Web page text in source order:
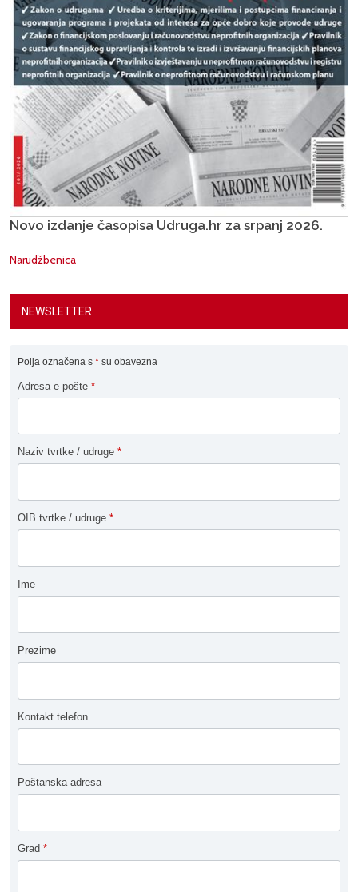
Novo izdanje časopisa Udruga.hr za srpanj 2026.
Narudžbenica
NEWSLETTER
Polja označena s * su obavezna
Adresa e-pošte *
Naziv tvrtke / udruge *
OIB tvrtke / udruge *
Ime
Prezime
Kontakt telefon
Poštanska adresa
Grad *